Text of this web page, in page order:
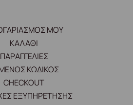
ΜΟΥ
ΚΑΛΑΘΙ
ΠΑΡΑΓΓΕΛΙΕΣ
ΚΩΔΙΚΟΣ
CHECKOUT
ΕΞΥΠΗΡΕΤΗΣΗΣ